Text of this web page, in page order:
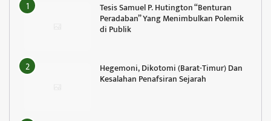
Tesis Samuel P. Hutington “Benturan
Peradaban” Yang Menimbulkan Polemik
di Publik
Hegemoni, Dikotomi (Barat-Timur) Dan
Kesalahan Penafsiran Sejarah